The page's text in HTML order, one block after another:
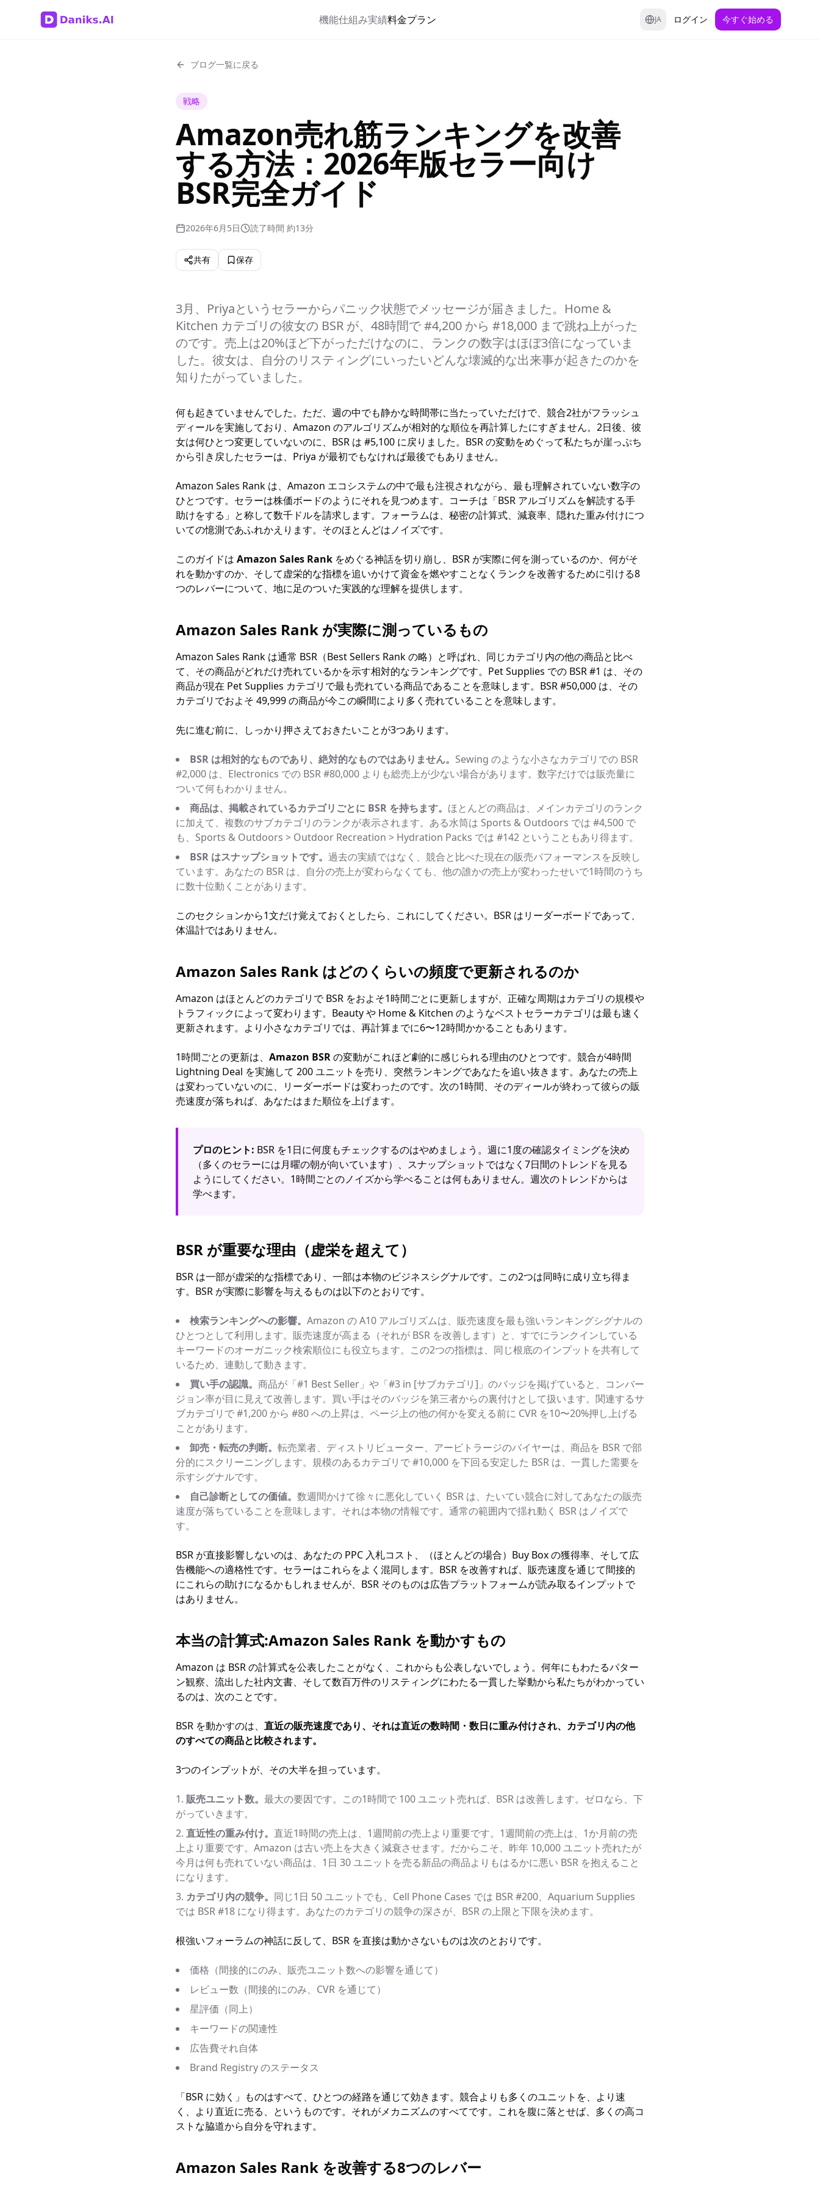
機能仕組み実績料金プラン JA ログイン 今すぐ始める
ブログ一覧に戻る
戦略
Amazon売れ筋ランキングを改善
する方法：2026年版セラー向け
BSR完全ガイド
2026年6月5日 読了時間 約13分
共有 保存
3月、Priyaというセラーからパニック状態でメッセージが届きました。Home &
Kitchen カテゴリの彼女の BSR が、48時間で #4,200 から #18,000 まで跳ね上がった
のです。売上は20%ほど下がっただけなのに、ランクの数字はほぼ3倍になっていま
した。彼女は、自分のリスティングにいったいどんな壊滅的な出来事が起きたのかを
知りたがっていました。
何も起きていませんでした。ただ、週の中でも静かな時間帯に当たっていただけで、競合2社がフラッシュ
ディールを実施しており、Amazon のアルゴリズムが相対的な順位を再計算したにすぎません。2日後、彼
女は何ひとつ変更していないのに、BSR は #5,100 に戻りました。BSR の変動をめぐって私たちが崖っぷち
から引き戻したセラーは、Priya が最初でもなければ最後でもありません。
Amazon Sales Rank は、Amazon エコシステムの中で最も注視されながら、最も理解されていない数字の
ひとつです。セラーは株価ボードのようにそれを見つめます。コーチは「BSR アルゴリズムを解読する手
助けをする」と称して数千ドルを請求します。フォーラムは、秘密の計算式、減衰率、隠れた重み付けにつ
いての憶測であふれかえります。そのほとんどはノイズです。
このガイドは Amazon Sales Rank をめぐる神話を切り崩し、BSR が実際に何を測っているのか、何がそ
れを動かすのか、そして虚栄的な指標を追いかけて資金を燃やすことなくランクを改善するために引ける8
つのレバーについて、地に足のついた実践的な理解を提供します。
Amazon Sales Rank が実際に測っているもの
Amazon Sales Rank は通常 BSR（Best Sellers Rank の略）と呼ばれ、同じカテゴリ内の他の商品と比べ
て、その商品がどれだけ売れているかを示す相対的なランキングです。Pet Supplies での BSR #1 は、その
商品が現在 Pet Supplies カテゴリで最も売れている商品であることを意味します。BSR #50,000 は、その
カテゴリでおよそ 49,999 の商品が今この瞬間により多く売れていることを意味します。
先に進む前に、しっかり押さえておきたいことが3つあります。
BSR は相対的なものであり、絶対的なものではありません。 Sewing のような小さなカテゴリでの BSR
#2,000 は、Electronics での BSR #80,000 よりも総売上が少ない場合があります。数字だけでは販売量に
ついて何もわかりません。
商品は、掲載されているカテゴリごとに BSR を持ちます。 ほとんどの商品は、メインカテゴリのランク
に加えて、複数のサブカテゴリのランクが表示されます。ある水筒は Sports & Outdoors では #4,500 で
も、Sports & Outdoors > Outdoor Recreation > Hydration Packs では #142 ということもあり得ます。
BSR はスナップショットです。 過去の実績ではなく、競合と比べた現在の販売パフォーマンスを反映し
ています。あなたの BSR は、自分の売上が変わらなくても、他の誰かの売上が変わったせいで1時間のうち
に数十位動くことがあります。
このセクションから1文だけ覚えておくとしたら、これにしてください。BSR はリーダーボードであって、
体温計ではありません。
Amazon Sales Rank はどのくらいの頻度で更新されるのか
Amazon はほとんどのカテゴリで BSR をおよそ1時間ごとに更新しますが、正確な周期はカテゴリの規模や
トラフィックによって変わります。Beauty や Home & Kitchen のようなベストセラーカテゴリは最も速く
更新されます。より小さなカテゴリでは、再計算までに6〜12時間かかることもあります。
1時間ごとの更新は、 Amazon BSRの変動がこれほど劇的に感じられる理由のひとつです。競合が4時間
Lightning Deal を実施して 200 ユニットを売り、突然ランキングであなたを追い抜きます。あなたの売上
は変わっていないのに、リーダーボードは変わったのです。次の1時間、そのディールが終わって彼らの販
売速度が落ちれば、あなたはまた順位を上げます。
プロのヒント: BSR を1日に何度もチェックするのはやめましょう。週に1度の確認タイミングを決め
（多くのセラーには月曜の朝が向いています）、スナップショットではなく7日間のトレンドを見る
ようにしてください。1時間ごとのノイズから学べることは何もありません。週次のトレンドからは
学べます。
BSR が重要な理由（虚栄を超えて）
BSR は一部が虚栄的な指標であり、一部は本物のビジネスシグナルです。この2つは同時に成り立ち得ま
す。BSR が実際に影響を与えるものは以下のとおりです。
検索ランキングへの影響。 Amazon の A10 アルゴリズムは、販売速度を最も強いランキングシグナルの
ひとつとして利用します。販売速度が高まる（それが BSR を改善します）と、すでにランクインしている
キーワードのオーガニック検索順位にも役立ちます。この2つの指標は、同じ根底のインプットを共有して
いるため、連動して動きます。
買い手の認識。 商品が「#1 Best Seller」や「#3 in [サブカテゴリ]」のバッジを掲げていると、コンバー
ジョン率が目に見えて改善します。買い手はそのバッジを第三者からの裏付けとして扱います。関連するサ
ブカテゴリで #1,200 から #80 への上昇は、ページ上の他の何かを変える前に CVR を10〜20%押し上げる
ことがあります。
卸売・転売の判断。 転売業者、ディストリビューター、アービトラージのバイヤーは、商品を BSR で部
分的にスクリーニングします。規模のあるカテゴリで #10,000 を下回る安定した BSR は、一貫した需要を
示すシグナルです。
自己診断としての価値。 数週間かけて徐々に悪化していく BSR は、たいてい競合に対してあなたの販売
速度が落ちていることを意味します。それは本物の情報です。通常の範囲内で揺れ動く BSR はノイズで
す。
BSR が直接影響しないのは、あなたの PPC 入札コスト、（ほとんどの場合）Buy Box の獲得率、そして広
告機能への適格性です。セラーはこれらをよく混同します。BSR を改善すれば、販売速度を通じて間接的
にこれらの助けになるかもしれませんが、BSR そのものは広告プラットフォームが読み取るインプットで
はありません。
本当の計算式:Amazon Sales Rank を動かすもの
Amazon は BSR の計算式を公表したことがなく、これからも公表しないでしょう。何年にもわたるパター
ン観察、流出した社内文書、そして数百万件のリスティングにわたる一貫した挙動から私たちがわかってい
るのは、次のことです。
BSR を動かすのは、 直近の販売速度であり、それは直近の数時間・数日に重み付けされ、カテゴリ内の他
のすべての商品と比較されます。
3つのインプットが、その大半を担っています。
販売ユニット数。 最大の要因です。この1時間で 100 ユニット売れば、BSR は改善します。ゼロなら、下
がっていきます。
直近性の重み付け。 直近1時間の売上は、1週間前の売上より重要です。1週間前の売上は、1か月前の売
上より重要です。Amazon は古い売上を大きく減衰させます。だからこそ、昨年 10,000 ユニット売れたが
今月は何も売れていない商品は、1日 30 ユニットを売る新品の商品よりもはるかに悪い BSR を抱えること
になります。
カテゴリ内の競争。 同じ1日 50 ユニットでも、Cell Phone Cases では BSR #200、Aquarium Supplies
では BSR #18 になり得ます。あなたのカテゴリの競争の深さが、BSR の上限と下限を決めます。
根強いフォーラムの神話に反して、BSR を直接は動かさないものは次のとおりです。
価格（間接的にのみ、販売ユニット数への影響を通じて）
レビュー数（間接的にのみ、CVR を通じて）
星評価（同上）
キーワードの関連性
広告費それ自体
Brand Registry のステータス
「BSR に効く」ものはすべて、ひとつの経路を通じて効きます。競合よりも多くのユニットを、より速
く、より直近に売る、というものです。それがメカニズムのすべてです。これを腹に落とせば、多くの高コ
ストな脇道から自分を守れます。
Amazon Sales Rank を改善する8つのレバー